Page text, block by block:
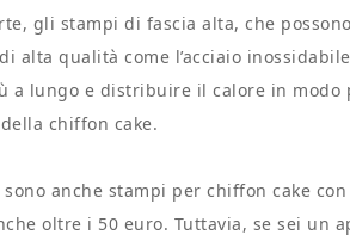
gli stampi di fascia alta, che
alta qualità come l’acciaio
a lungo e distribuire il calore in
chiffon cake.
anche stampi per chiffon cake
oltre i 50 euro. Tuttavia, se sei un